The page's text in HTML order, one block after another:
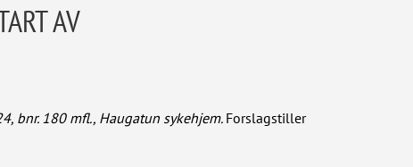
AV
bnr. 180 mfl., Haugatun sykehjem. Forslagstiller